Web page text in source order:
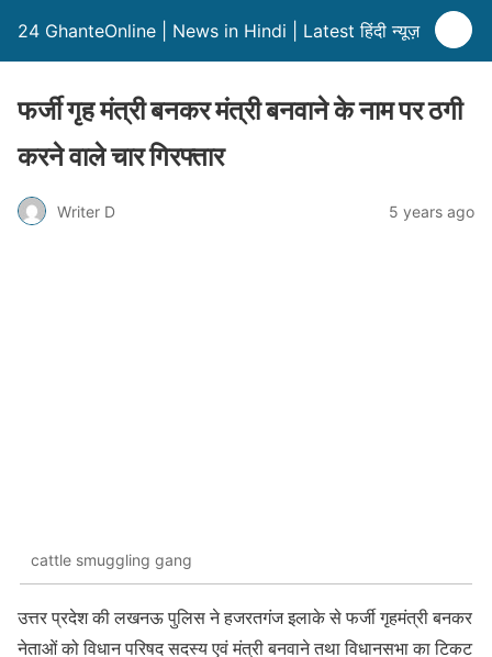
24 GhanteOnline | News in Hindi | Latest हिंदी न्यूज़
फर्जी गृह मंत्री बनकर मंत्री बनवाने के नाम पर ठगी
करने वाले चार गिरफ्तार
Writer D 5 years ago
cattle smuggling gang
उत्तर प्रदेश की लखनऊ पुलिस ने हजरतगंज इलाके से फर्जी गृहमंत्री बनकर
नेताओं को विधान परिषद सदस्य एवं मंत्री बनवाने तथा विधानसभा का टिकट